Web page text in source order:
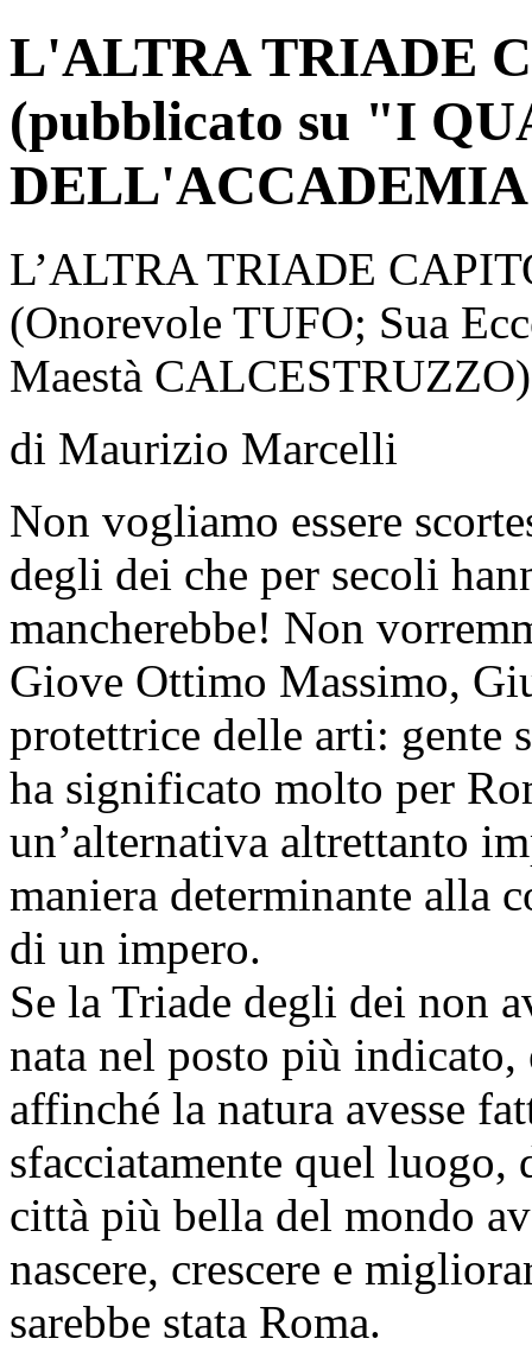
L'ALTRA TRIADE
(pubblicato su "I
DELL'ACCADEMIA
L’ALTRA TRIADE
(Onorevole TUFO; Sua
Maestà CALCESTRUZZO)
di Maurizio Marcelli
Non vogliamo essere
degli dei che per secoli
mancherebbe! Non
Giove Ottimo Massimo,
protettrice delle arti: gente
ha significato molto per
un’alternativa altrettanto
maniera determinante alla
di un impero.
Se la Triade degli dei non
nata nel posto più indicato,
affinché la natura avesse
sfacciatamente quel
città più bella del mondo
nascere, crescere e
sarebbe stata Roma.